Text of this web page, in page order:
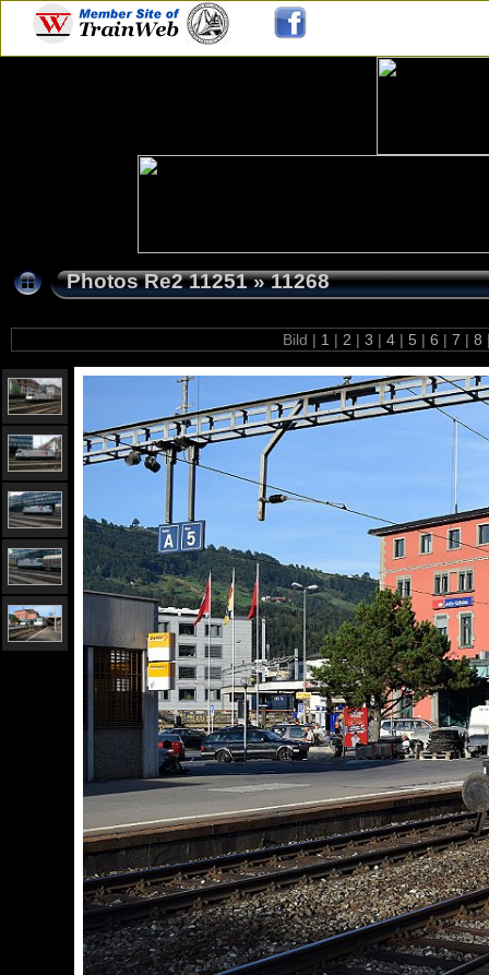
Photos Re2 11251»11268
Bild | 1 | 2 | 3 | 4 | 5 | 6 | 7 | 8